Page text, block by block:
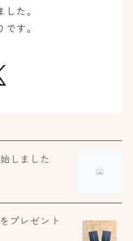
た。
す。
しました
プレゼント